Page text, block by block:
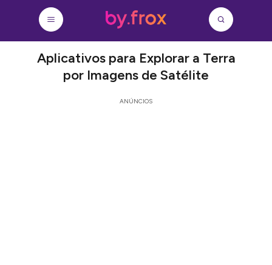
Aplicativos para Explorar a Terra
por Imagens de Satélite
ANÚNCIOS